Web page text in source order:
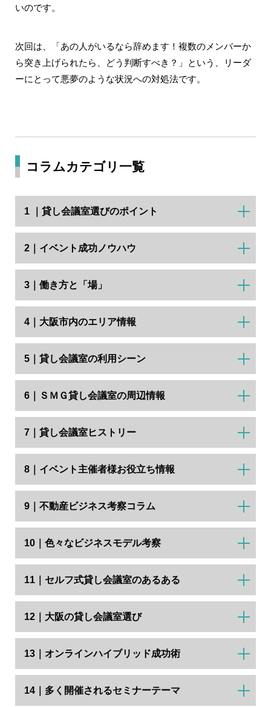
いのです。
次回は、「あの人がいるなら辞めます！複数のメンバーか
ら突き上げられたら、どう判断すべき？」という、リーダ
ーにとって悪夢のような状況への対処法です。
コラムカテゴリ一覧
1 ｜貸し会議室選びのポイント
2｜イベント成功ノウハウ
3｜働き方と「場」
4｜大阪市内のエリア情報
5｜貸し会議室の利用シーン
6｜ＳＭＧ貸し会議室の周辺情報
7｜貸し会議室ヒストリー
8｜イベント主催者様お役立ち情報
9｜不動産ビジネス考察コラム
10｜色々なビジネスモデル考察
11｜セルフ式貸し会議室のあるある
12｜大阪の貸し会議室選び
13｜オンラインハイブリッド成功術
14｜多く開催されるセミナーテーマ